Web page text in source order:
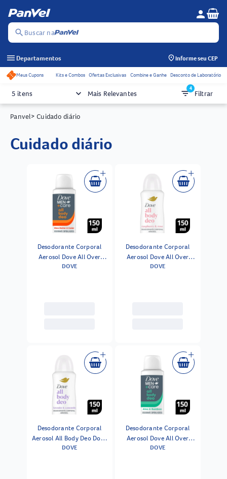
search Buscar na
Menu do
person
menu Departamentos Informe seu CEP
Acessos rápidos do cabeçalho
Meus Cupons Kits e Combos Ofertas Exclusivas Combine e Ganhe Desconto de Laboratório
5 itens keyboard_arrow_down Mais Relevantes filter_list4
Filtrar
Panvel> Cuidado diário
cuidado diário
Desodorante Corporal
Aerosol Dove All Over
Body Men Shea Butter
DOVE
Desodorante Corporal
Aerosol Dove All Over
Body Raspberry Rose
DOVE
Desodorante Corporal
Aerosol All Body Deo Dove
Lavander CamomilaDOVE
Desodorante Corporal
Aerosol Dove All Over
Body Men Aloe Bamboo
DOVE